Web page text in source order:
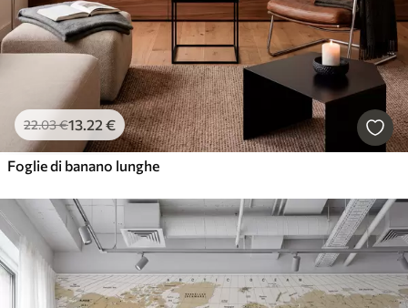
22.03€13.22 €
Foglie di banano lunghe